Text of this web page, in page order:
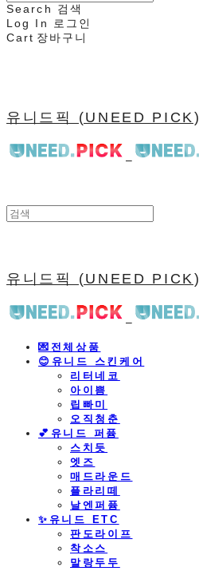
Search
검색
Log In
로그인
Cart 장바구니
유니드픽 (UNEED PICK)
유니드픽 (UNEED PICK)
💌전체상품
😊유니드 스킨케어
리터네코
아이쁨
립빠미
오직청춘
💕유니드 퍼퓸
스치듯
엣즈
매드라운드
플라리떼
날엔퍼퓸
​✨유니드 ETC
판도라이프
착소스
말랑두두